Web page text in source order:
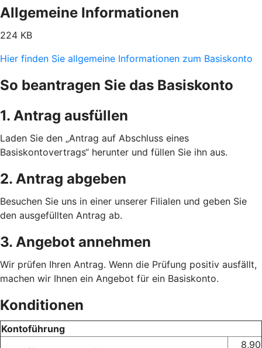
Allgemeine Informationen
224 KB
Hier finden Sie allgemeine Informationen zum Basiskonto
So beantragen Sie das Basiskonto
1. Antrag ausfüllen
Laden Sie den „Antrag auf Abschluss eines
Basiskontovertrags“ herunter und füllen Sie ihn aus.
2. Antrag abgeben
Besuchen Sie uns in einer unserer Filialen und geben Sie
den ausgefüllten Antrag ab.
3. Angebot annehmen
Wir prüfen Ihren Antrag. Wenn die Prüfung positiv ausfällt,
machen wir Ihnen ein Angebot für ein Basiskonto.
Konditionen
Kontoführung
8,90